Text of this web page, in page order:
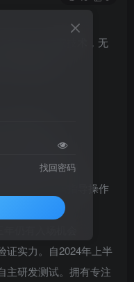
无违规
强，成交率高
需露脸与讲解
式要求低，按指导操作
仍有入场机会
证实力。自2024年上半
主研发测试。拥有专注
找回密码